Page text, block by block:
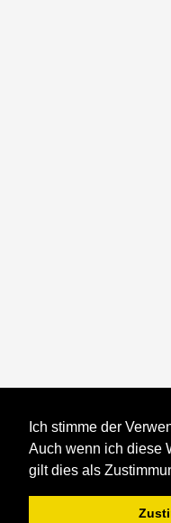
Ich stimme der
Auch wenn ich diese
gilt dies als